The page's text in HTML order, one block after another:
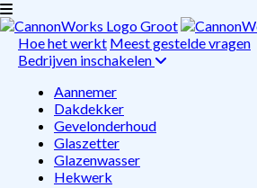
Hoe het werkt Meest gestelde vragen
Bedrijven inschakelen
Aannemer
Dakdekker
Gevelonderhoud
Glaszetter
Glazenwasser
Hekwerk